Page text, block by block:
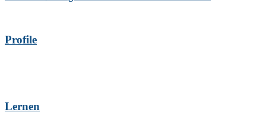
Profile
Lernen